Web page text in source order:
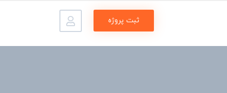
ثبت پروژه